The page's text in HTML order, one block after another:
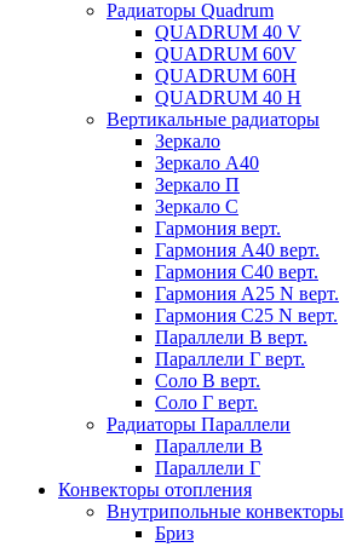
Радиаторы Quadrum
QUADRUM 40 V
QUADRUM 60V
QUADRUM 60H
QUADRUM 40 H
Вертикальные радиаторы
Зеркало
Зеркало А40
Зеркало П
Зеркало С
Гармония верт.
Гармония А40 верт.
Гармония С40 верт.
Гармония А25 N верт.
Гармония С25 N верт.
Параллели В верт.
Параллели Г верт.
Соло В верт.
Соло Г верт.
Радиаторы Параллели
Параллели В
Параллели Г
Конвекторы отопления
Внутрипольные конвекторы
Бриз